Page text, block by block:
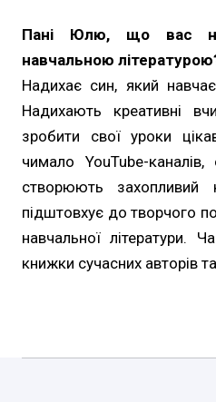
Пані Юлю, що вас
навчальною
Надихає син, який
Надихають креативні
зробити свої уроки
чимало YouTube-
створюють
підштовхує до творчого
навчальної літератури.
книжки сучасних авторів